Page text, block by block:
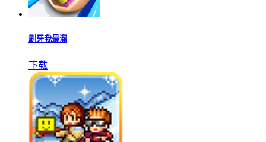
刷牙我最溜
下载